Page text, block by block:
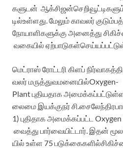
களுடன ஆக்சிஜன்
டில்உள்ளது மேலும்காவலர்
நோயாளிகளுக்கு அனைத்து
வகையில் ஏற்பாடுகள்
மெட்ராஸ்ரோட்டரி கிளப்
வலர்மருத்துவமனையில்Oxygen-
Plantபுதியதாக
லைமை இயக்குநர்
1) புதிதாகஅமைக்கப்பட்ட Oxygen
வைத்து பார்வையிட்டார் இதன்
யில் உள்ள 75படுக்கைகளில்